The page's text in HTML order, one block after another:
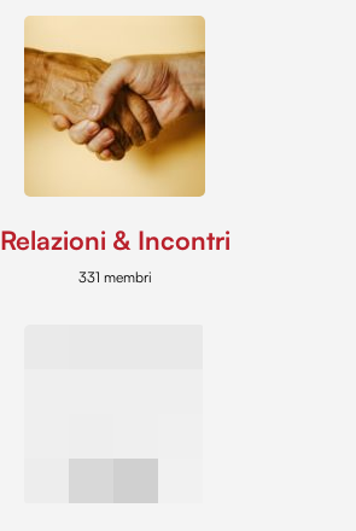
Relazioni & Incontri
331 membri